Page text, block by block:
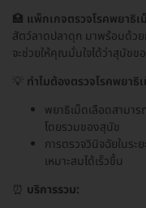
🏥 แพ็กเกจตรวจโรคพยาธิ
สัตว์ลาดปลาดุก มาพร้อมด้ว
จะช่วยให้คุณมั่นใจได้ว่าสุนัข
💡 ทำไมต้องตรวจโรคพยาธิ
พยาธิเม็ดเลือดสามา
โดยรวมของสุนัข
การตรวจวินิจฉัยในระ
เหมาะสมได้เร็วขึ้น
⏰ บริการรวม: